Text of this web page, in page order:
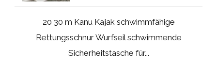
20 30 m Kanu Kajak schwimmfähige
Rettungsschnur Wurfseil schwimmende
Sicherheitstasche für...